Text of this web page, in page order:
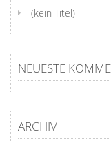
(kein Titel)
NEUESTE
ARCHIV